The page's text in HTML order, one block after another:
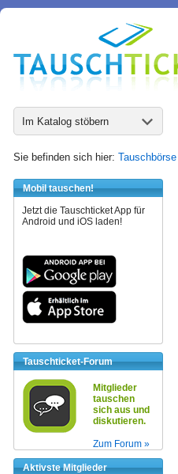
Im Katalog stöbern
Sie befinden sich hier: Tauschbörse
Mobil tauschen!
Jetzt die Tauschticket App für
Android und iOS laden!
Tauschticket-Forum
Mitglieder
tauschen
sich aus und
diskutieren.
Zum Forum »
Aktivste Mitglieder